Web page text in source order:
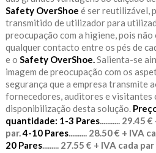
Safety OverShoe é ser reutilizável,
transmitido de utilizador para
preocupação com a higiene, pois
qualquer contacto entre os pés de
e o Safety OverShoe. Salienta-se
imagem de preocupação com os
segurança que a empresa transmite
fornecedores, auditores e visitantes
disponibilização desta solução.
quantidade: 1-3 Pares........... 29.45
par. 4-10 Pares.......... 28.50 € + IVA
20 Pares......... 27.55 € + IVA cada par